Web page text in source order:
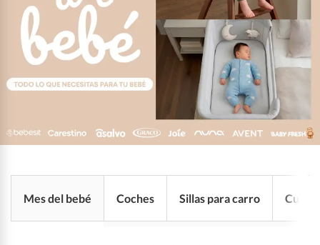
Mes del bebé Coches Sillas para carro